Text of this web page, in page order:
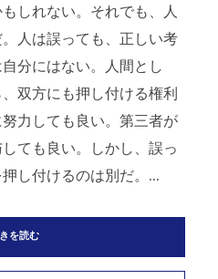
しれない。それでも、人
人は誤っても、正しい考
分にはない。人間とし
双方にも押し付ける権利
力しても良い。第三者が
ても良い。しかし、誤っ
し付けるのは別だ。...
を読む